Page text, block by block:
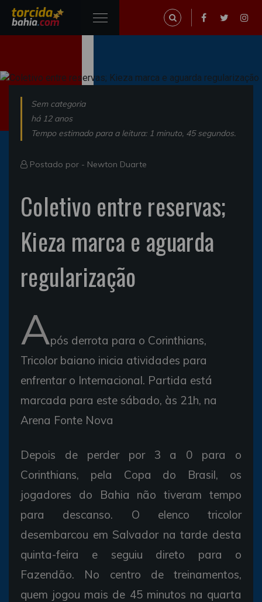
Sem categoria
há 12 anos
Tempo estimado para a leitura: 1 minuto, 45 segundos.
Postado por - Newton Duarte
Coletivo entre reservas;
Kieza marca e aguarda
regularização
Após derrota para o Corinthians,
Tricolor baiano inicia atividades para
enfrentar o Internacional. Partida está
marcada para este sábado, às 21h, na
Arena Fonte Nova
Depois de perder por 3 a 0 para o
Corinthians, pela Copa do Brasil, os
jogadores do Bahia não tiveram tempo
para descanso. O elenco tricolor
desembarcou em Salvador na tarde desta
quinta-feira e seguiu direto para o
Fazendão. No centro de treinamentos,
quem jogou mais de 45 minutos na quarta